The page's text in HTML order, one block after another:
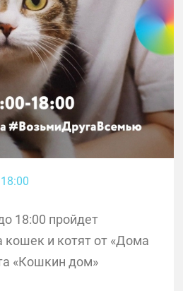
18:00
18:00 пройдет
кошек и котят от «Дома
«Кошкин дом»